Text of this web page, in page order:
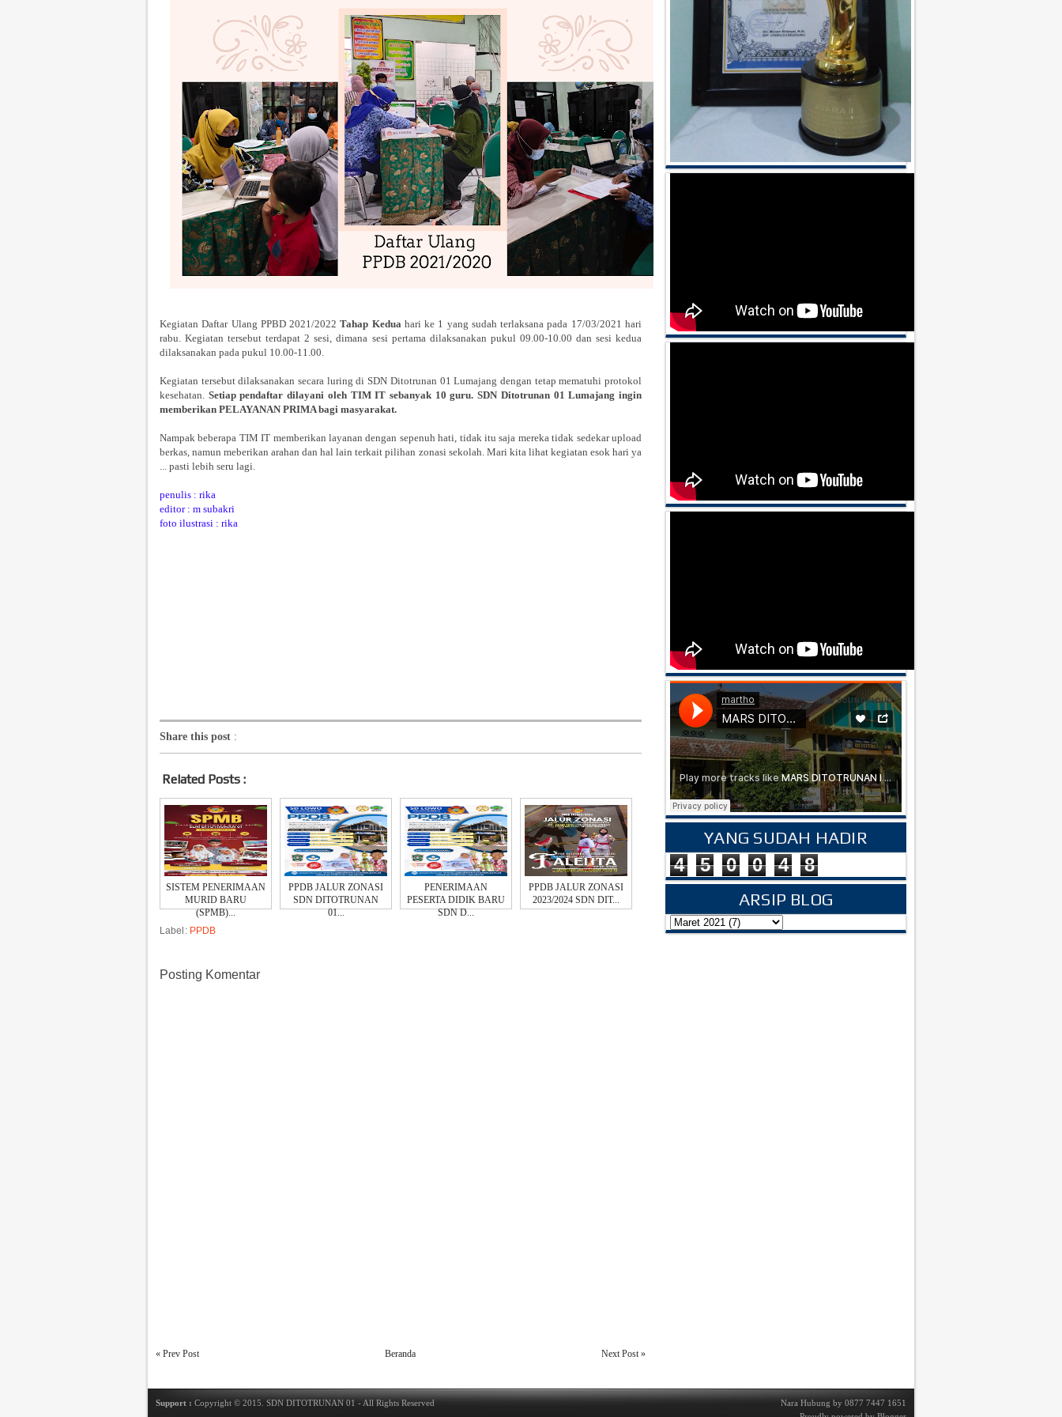
Kegiatan Daftar Ulang PPBD 2021/2022Tahap Kedua hari ke 1 yang sudah terlaksana pada 17/03/2021 hari
rabu. Kegiatan tersebut terdapat 2 sesi, dimana sesi pertama dilaksanakan pukul 09.00-10.00 dan sesi kedua
dilaksanakan pada pukul 10.00-11.00.
Kegiatan tersebut dilaksanakan secara luring di SDN Ditotrunan 01 Lumajang dengan tetap mematuhi protokol
kesehatan. Setiap pendaftar dilayani oleh TIM IT sebanyak 10 guru. SDN Ditotrunan 01 Lumajang ingin
memberikan PELAYANAN PRIMA bagi masyarakat.
Nampak beberapa TIM IT memberikan layanan dengan sepenuh hati, tidak itu saja mereka tidak sedekar upload
berkas, namun meberikan arahan dan hal lain terkait pilihan zonasi sekolah. Mari kita lihat kegiatan esok hari ya
... pasti lebih seru lagi.
penulis : rika
editor : m subakri
foto ilustrasi : rika
Share this post :
Related Posts :
SISTEM PENERIMAAN
MURID BARU
(SPMB)...
PPDB JALUR ZONASI
SDN DITOTRUNAN
01...
PENERIMAAN
PESERTA DIDIK BARU
SDN D...
PPDB JALUR ZONASI
2023/2024 SDN DIT...
Label: PPDB
Posting Komentar
« Prev Post Next Post »
Beranda
YANG SUDAH HADIR
4 5 0 0 4 8
ARSIP BLOG
Support : Copyright © 2015. SDN DITOTRUNAN 01 - All Rights Reserved Nara Hubung by 0877 7447 1651